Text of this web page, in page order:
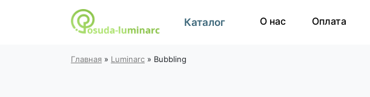
Каталог О нас Оплата
Главная » Luminarc » Bubbling